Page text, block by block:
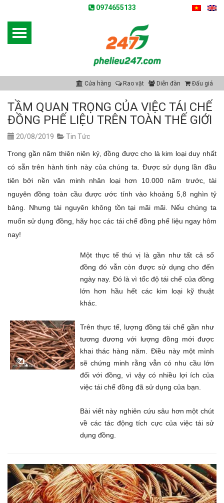
0974655133
Cửa hàng Rao vặt Diễn đàn Đấu giá
TẦM QUAN TRỌNG CỦA VIỆC TÁI CHẾ
ĐỒNG PHẾ LIỆU TRÊN TOÀN THẾ GIỚI
20/08/2019 Tin Tức
Trong gần năm thiên niên kỷ, đồng được cho là kim loại duy nhất
có sẵn trên hành tinh này của chúng ta. Được sử dụng lần đầu
tiên bởi nền văn minh nhân loại hơn 10.000 năm trước, tài
nguyên đồng toàn cầu được ước tính vào khoảng 5,8 nghìn tỷ
bảng. Nhưng tài nguyên không tồn tại mãi mãi. Nếu chúng ta
muốn sử dụng đồng, hãy học các tái chế đồng phế liệu ngay hôm
nay!
Một thực tế thú vị là gần như tất cả số
đồng đó vẫn còn được sử dụng cho đến
ngày nay. Đó là vì tốc độ tái chế của đồng
lớn hơn hầu hết các kim loại kỹ thuật
khác.
Trên thực tế, lượng đồng tái chế gần như
tương đương với lượng đồng mới được
khai thác hàng năm. Điều này một mình
sẽ chứng minh rằng vẫn có nhu cầu lớn
đối với đồng, vì vậy có nhiều lợi ích của
việc tái chế đồng đã sử dụng của bạn.
Bài viết này nghiên cứu sâu hơn một chút
về các tác động tích cực của việc tái sử
dụng đồng.